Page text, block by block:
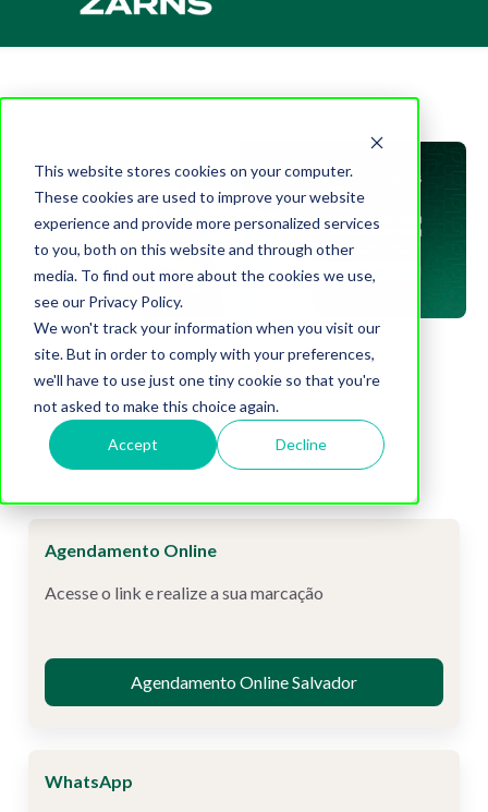
This website stores cookies on your computer.
These cookies are used to improve your website
experience and provide more personalized services
to you, both on this website and through other
media. To find out more about the cookies we use,
see our Privacy Policy.
We won't track your information when you visit our
site. But in order to comply with your preferences,
we'll have to use just one tiny cookie so that you're
not asked to make this choice again.
Accept Decline
Salvador Itumbiara
Agendamento Online
Acesse o link e realize a sua marcação
Agendamento Online Salvador
WhatsApp